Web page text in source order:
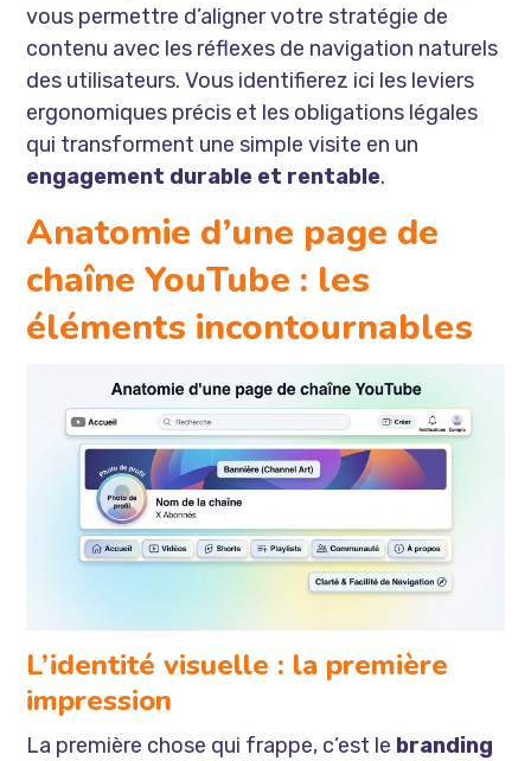
vous permettre d’aligner votre stratégie de
contenu avec les réflexes de navigation naturels
des utilisateurs. Vous identifierez ici les leviers
ergonomiques précis et les obligations légales
qui transforment une simple visite en un
engagement durable et rentable.
Anatomie d’une page de
chaîne YouTube : les
éléments incontournables
L’identité visuelle : la première
impression
La première chose qui frappe, c’est le branding